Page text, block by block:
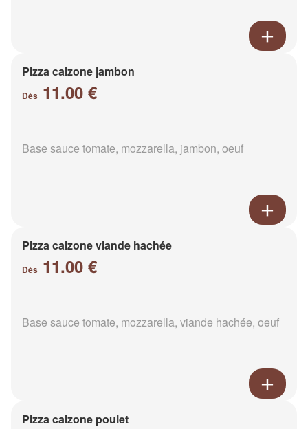
Pizza calzone jambon
Dès 11.00 €
Base sauce tomate, mozzarella, jambon, oeuf
Pizza calzone viande hachée
Dès 11.00 €
Base sauce tomate, mozzarella, viande hachée, oeuf
Pizza calzone poulet